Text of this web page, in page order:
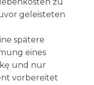
geleisteten
spätere
eines
und nur
vorbereitet